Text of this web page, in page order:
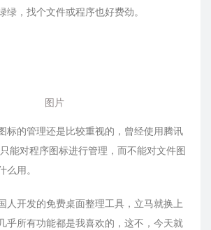
绿，找个文件或程序也好费劲。
图片
标的管理还是比较重视的，曾经使用腾讯
能对程序图标进行管理，而不能对文件图
用。
人开发的免费桌面整理工具，立马就换上
乎所有功能都是我喜欢的，这不，今天就